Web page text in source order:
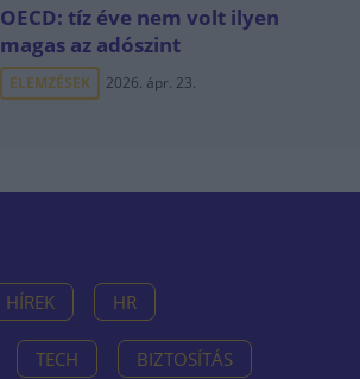
OECD: tíz éve nem volt ilyen
magas az adószint
ELEMZÉSEK 2026. ápr. 23.
HÍREK HR
TECH BIZTOSÍTÁS